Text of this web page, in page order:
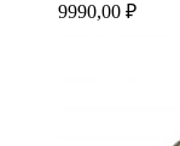
9990,00 ₽